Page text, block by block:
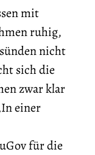
mit
ruhig,
nicht
sich die
zwar klar
einer
für die